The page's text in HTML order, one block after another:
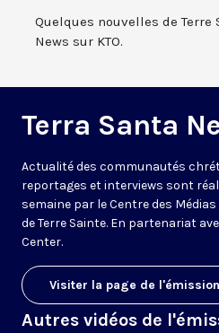
Quelques nouvelles de Terre
News sur KTO.
Terra Santa
Actualité des communautés
reportages et interviews sont
semaine par le Centre des
de Terre Sainte. En partenariat
Center.
Visiter la page de l'émission
Autres vidéos de